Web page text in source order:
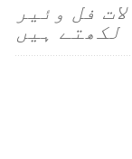
فل وئیر
لکھتے ہیں